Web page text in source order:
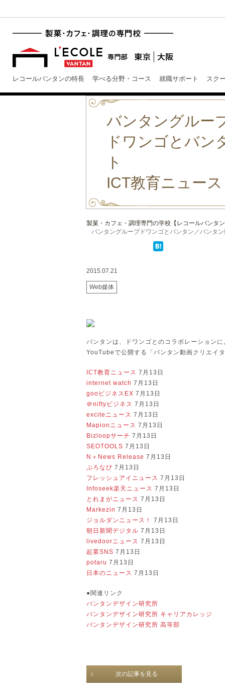
レコールバンタンの特長 学べる分野・コース 就職サポート スク
バンタングルー
ドワンゴとバン
ト
ICT教育ニュー
製菓・カフェ・調理専門の学校【レコールバンタ
バンタングループドワンゴとバンタン／バンタ
2015.07.21
Web媒体
バンタンは、ドワンゴとのコラボレーション
YouTubeで公開する「バンタン動画クリエイ
ICT教育ニュース 7月13日
internet watch 7月13日
gooビジネスEX 7月13日
＠niftyビジネス 7月13日
exciteニュース 7月13日
Mapionニュース 7月13日
Bizloopサーチ 7月13日
SEOTOOLS 7月13日
N＋News Release 7月13日
ぷろなび 7月13日
フレッシュアイニュース 7月13日
Infoseek楽天ニュース 7月13日
とれまがニュース 7月13日
Markezin 7月13日
ジョルダンニュース！
7月13日
朝日新聞デジタル 7月13日
livedoorニュース 7月13日
起業SNS 7月13日
potaru 7月13日
日本のニュース 7月13日
●関連リンク
バンタンデザイン研究所
バンタンデザイン研究所 キャリアカレッジ
バンタンデザイン研究所 高等部
次の記事を見る